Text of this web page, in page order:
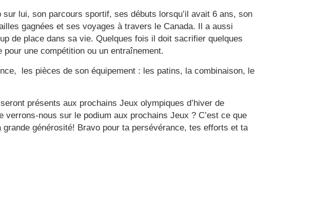
sur lui, son parcours sportif, ses débuts lorsqu’il avait 6 ans, son
gagnées et ses voyages à travers le Canada. Il a aussi
de place dans sa vie. Quelques fois il doit sacrifier quelques
une compétition ou un entraînement.
les pièces de son équipement : les patins, la combinaison, le
présents aux prochains Jeux olympiques d’hiver de
verrons-nous sur le podium aux prochains Jeux ? C’est ce que
générosité! Bravo pour ta persévérance, tes efforts et ta